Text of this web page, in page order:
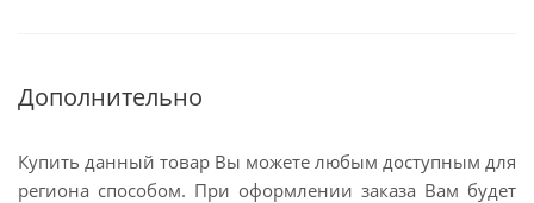
Дополнительно
Купить данный товар Вы можете любым доступным для
региона способом. При оформлении заказа Вам будет